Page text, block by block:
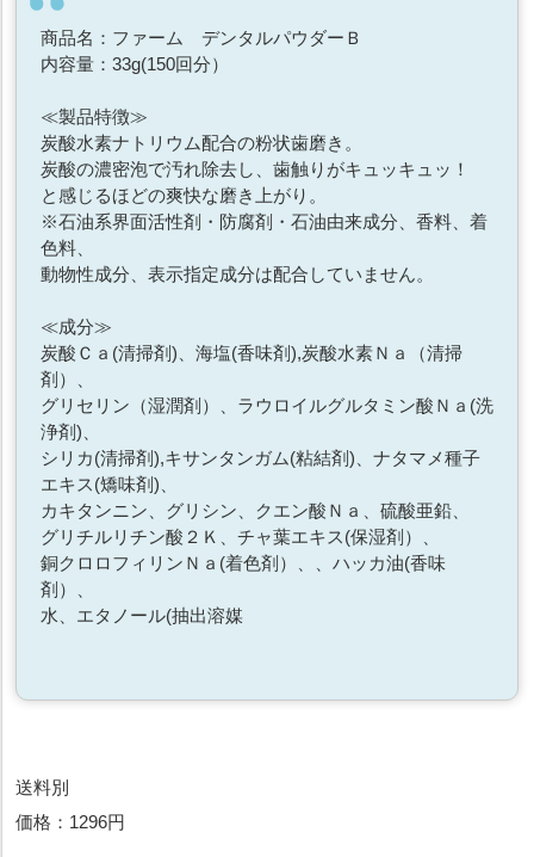
商品名：ファーム デンタルパウダーＢ
内容量：33g(150回分）
≪製品特徴≫
炭酸水素ナトリウム配合の粉状歯磨き。
炭酸の濃密泡で汚れ除去し、歯触りがキュッキュッ！
と感じるほどの爽快な磨き上がり。
※石油系界面活性剤・防腐剤・石油由来成分、香料、着
色料、
動物性成分、表示指定成分は配合していません。
≪成分≫
炭酸Ｃａ(清掃剤)、海塩(香味剤),炭酸水素Ｎａ（清掃
剤）、
グリセリン（湿潤剤）、ラウロイルグルタミン酸Ｎａ(洗
浄剤)、
シリカ(清掃剤),キサンタンガム(粘結剤)、ナタマメ種子
エキス(矯味剤)、
カキタンニン、グリシン、クエン酸Ｎａ、硫酸亜鉛、
グリチルリチン酸２Ｋ、チャ葉エキス(保湿剤）、
銅クロロフィリンＮａ(着色剤）、、ハッカ油(香味
剤）、
水、エタノール(抽出溶媒
送料別
価格：1296円